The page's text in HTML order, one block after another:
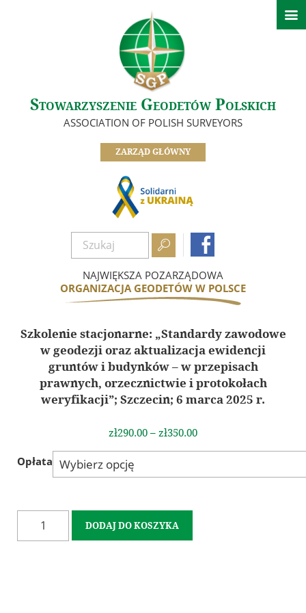
Stowarzyszenie Geodetów Polskich
ASSOCIATION OF POLISH SURVEYORS
ZARZĄD GŁÓWNY
 
NAJWIĘKSZA POZARZĄDOWA
ORGANIZACJA GEODETÓW W POLSCE

Aktualności
Informacje Zarządu Głównego
Informacje z oddziałów SGP
Ważne informacje
O nas
Zarząd
Informacje z komisji, sekcji i klubów
Odznaczeni Członkowie
Historia SGP
Dokumenty
Zostań członkiem
Nasze referencje
Geodezyjna Osnowa Pamięci
Rzeczoznawcy SGP
Członkowie wspierający
Szkolenia i Konferencje
Kalendarz wydarzeń
Szkolenia
Konferencja GSW 2027
Szkolenie stacjonarne: „Standardy zawodowe
w geodezji oraz aktualizacja ewidencji
gruntów i budynków – w przepisach
prawnych, orzecznictwie i protokołach
weryfikacji”; Szczecin; 6 marca 2025 r.
zł290.00 – zł350.00
Opłata
DODAJ DO KOSZYKA